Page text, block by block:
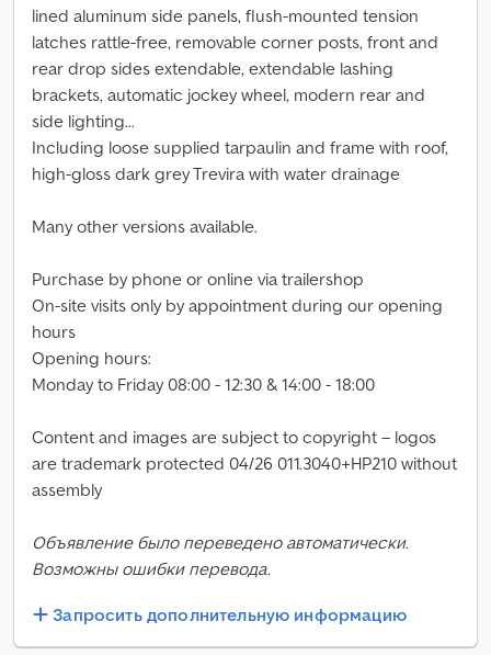
lined aluminum side panels, flush-mounted tension
latches rattle-free, removable corner posts, front and
rear drop sides extendable, extendable lashing
brackets, automatic jockey wheel, modern rear and
side lighting...
Including loose supplied tarpaulin and frame with roof,
high-gloss dark grey Trevira with water drainage
Many other versions available.
Purchase by phone or online via trailershop
On-site visits only by appointment during our opening
hours
Opening hours:
Monday to Friday 08:00 - 12:30 & 14:00 - 18:00
Content and images are subject to copyright – logos
are trademark protected 04/26 011.3040+HP210 without
assembly
Объявление было переведено автоматически.
Возможны ошибки перевода.
Запросить дополнительную информацию